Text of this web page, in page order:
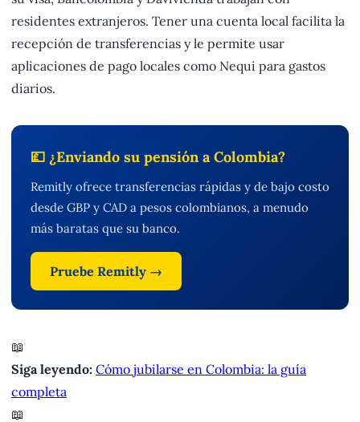
residentes extranjeros. Tener una cuenta local facilita la
recepción de transferencias y le permite usar
aplicaciones de pago locales como Nequi para gastos
diarios.
💷 ¿Enviando su pensión a Colombia?
Remitly ofrece transferencias rápidas y de bajo costo
desde GBP y CAD a pesos colombianos, a menudo
más baratas que su banco.
Pruebe Remitly →
📖
Siga leyendo: Cómo jubilarse en Colombia: la guía
completa
📖